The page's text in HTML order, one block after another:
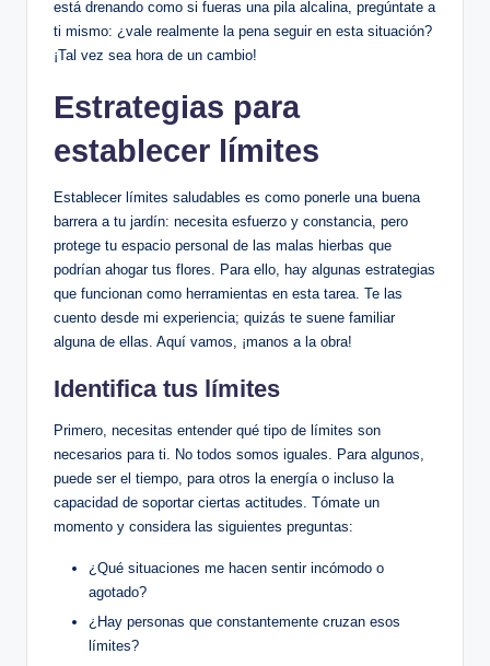
está drenando como si fueras una pila⁢ alcalina, pregúntate a​
ti‌ mismo:‌ ¿vale realmente ‍la pena seguir en‌ esta situación?
¡Tal vez⁤ sea hora de un cambio!
Estrategias⁣ para
establecer ⁢límites
Establecer ⁢límites saludables⁤ es como ponerle una buena
barrera a tu⁣ jardín: necesita esfuerzo y constancia, pero
protege tu ​espacio personal de las malas⁤ hierbas que
podrían ahogar tus flores. Para ello, hay algunas estrategias
que ​funcionan como herramientas en esta tarea. Te las
cuento desde mi experiencia; quizás te suene familiar
alguna de ellas. Aquí⁢ vamos, ¡manos a la obra!
Identifica⁣ tus límites
Primero, necesitas entender‌ qué tipo de límites son
necesarios para ti. No todos ‍somos iguales. Para algunos,
puede ser ‌el tiempo, ⁣para otros la energía o incluso⁤ la
capacidad de ‌soportar ciertas‌ actitudes. Tómate‍ un
momento ⁣y considera las ‌siguientes preguntas:
¿Qué situaciones me hacen sentir incómodo o
agotado?
¿Hay personas que ‍constantemente cruzan esos
límites?